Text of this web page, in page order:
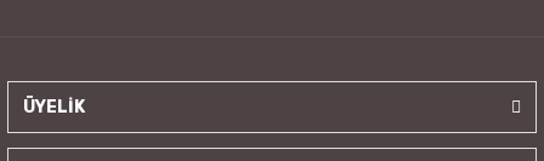
ÜYELİK